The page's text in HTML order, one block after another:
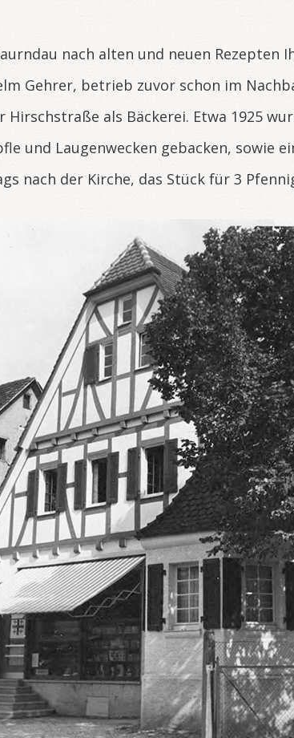
nach alten und neuen Rezepten
Gehrer, betrieb zuvor schon im
Hirschstraße als Bäckerei. Etwa 1925
und Laugenwecken gebacken, sowie
nach der Kirche, das Stück für 3